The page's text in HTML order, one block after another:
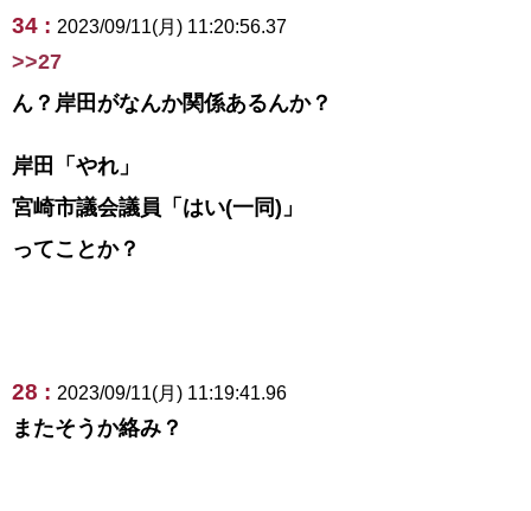
34 : 2023/09/11(月) 11:20:56.37
>>27
ん？岸田がなんか関係あるんか？
岸田「やれ」
宮崎市議会議員「はい(一同)」
ってことか？
28 : 2023/09/11(月) 11:19:41.96
またそうか絡み？